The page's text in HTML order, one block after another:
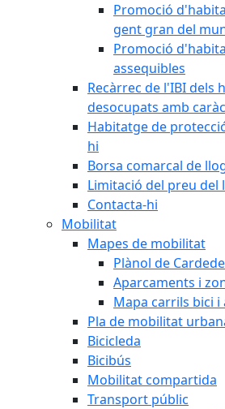
Promoció
gent gran del
Promoció
assequibles
Recàrrec de l'IBI dels
desocupats amb
Habitatge de
hi
Borsa comarcal de
Limitació del preu
Contacta-hi
Mobilitat
Mapes de mobilitat
Plànol de
Aparcaments i
Mapa carrils bici i
Pla de mobilitat
Bicicleda
Bicibús
Mobilitat compartida
Transport públic